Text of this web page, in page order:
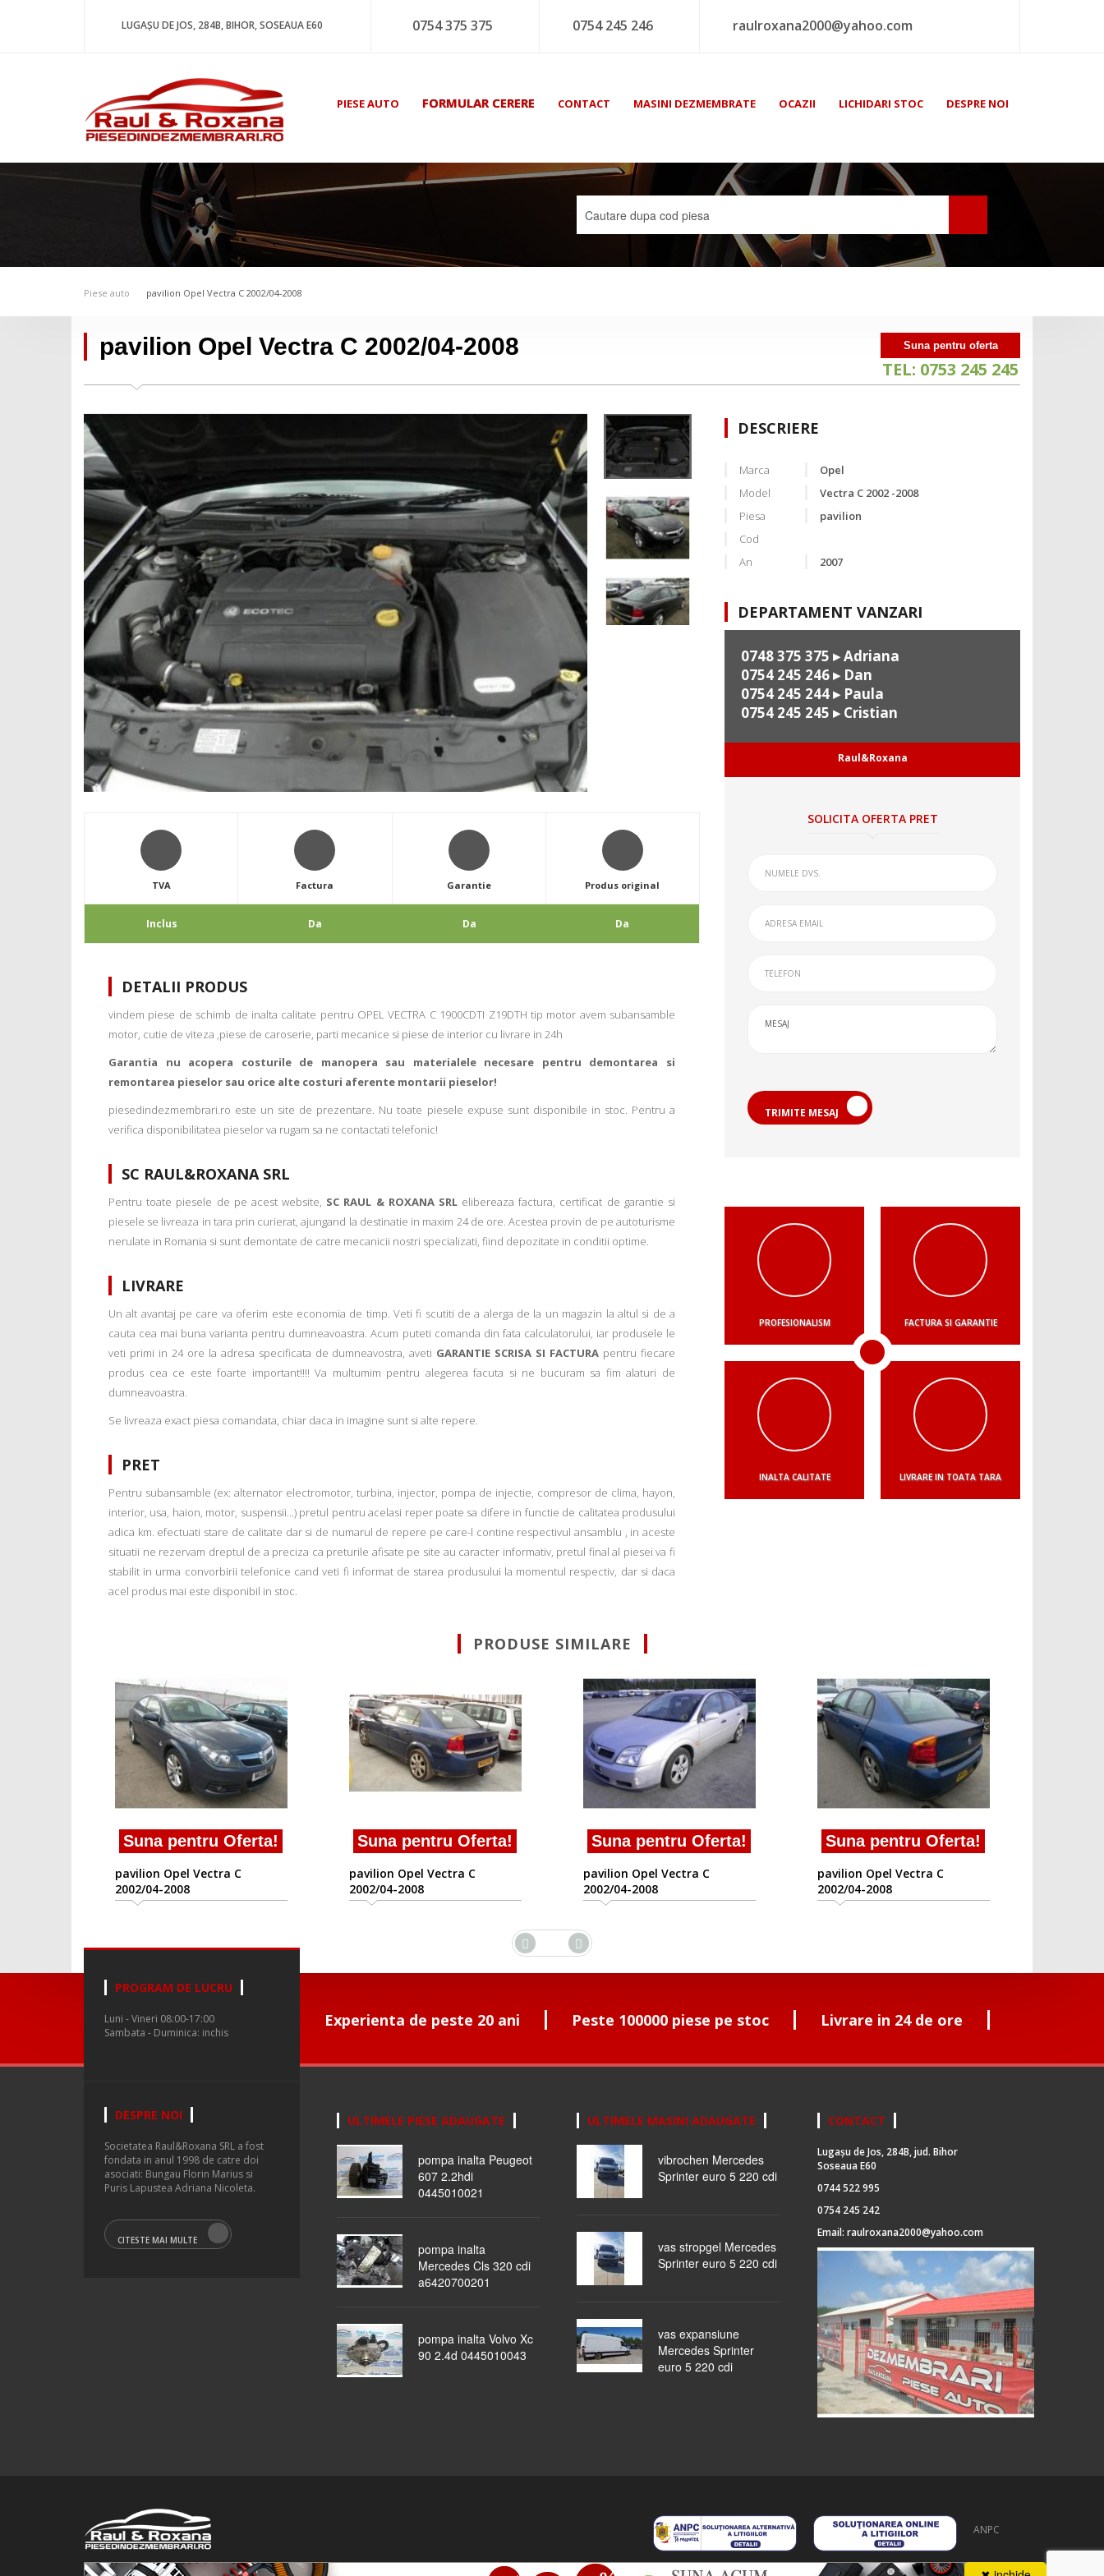
LUGAȘU DE JOS, 284B, BIHOR, SOSEAUA E60 0754 375 375 0754 245 246 raulroxana2000@yahoo.com
PIESE AUTO FORMULAR CERERE CONTACT MASINI DEZMEMBRATE OCAZII LICHIDARI STOC DESPRE NOI
Piese auto pavilion Opel Vectra C 2002/04-2008
pavilion Opel Vectra C 2002/04-2008 Suna pentru oferta
TEL: 0753 245 245
TVA
Inclus
Factura
Da
Garantie
Da
Produs original
Da
DETALII PRODUS
vindem piese de schimb de inalta calitate pentru OPEL VECTRA C 1900CDTI Z19DTH tip motor avem subansamble
motor, cutie de viteza ,piese de caroserie, parti mecanice si piese de interior cu livrare in 24h
Garantia nu acopera costurile de manopera sau materialele necesare pentru demontarea si
remontarea pieselor sau orice alte costuri aferente montarii pieselor!
piesedindezmembrari.ro este un site de prezentare. Nu toate piesele expuse sunt disponibile in stoc. Pentru a
verifica disponibilitatea pieselor va rugam sa ne contactati telefonic!
SC RAUL&ROXANA SRL
Pentru toate piesele de pe acest website, SC RAUL & ROXANA SRLelibereaza factura, certificat de garantie si
piesele se livreaza in tara prin curierat, ajungand la destinatie in maxim 24 de ore. Acestea provin de pe autoturisme
nerulate in Romania si sunt demontate de catre mecanicii nostri specializati, fiind depozitate in conditii optime.
LIVRARE
Un alt avantaj pe care va oferim este economia de timp. Veti fi scutiti de a alerga de la un magazin la altul si de a
cauta cea mai buna varianta pentru dumneavoastra. Acum puteti comanda din fata calculatorului, iar produsele le
veti primi in 24 ore la adresa specificata de dumneavostra, aveti GARANTIE SCRISA SI FACTURA pentru fiecare
produs cea ce este foarte important!!!! Va multumim pentru alegerea facuta si ne bucuram sa fim alaturi de
dumneavoastra.
Se livreaza exact piesa comandata, chiar daca in imagine sunt si alte repere.
PRET
Pentru subansamble (ex: alternator electromotor, turbina, injector, pompa de injectie, compresor de clima, hayon,
interior, usa, haion, motor, suspensii...) pretul pentru acelasi reper poate sa difere in functie de calitatea produsului
adica km. efectuati stare de calitate dar si de numarul de repere pe care-l contine respectivul ansamblu , in aceste
situatii ne rezervam dreptul de a preciza ca preturile afisate pe site au caracter informativ, pretul final al piesei va fi
stabilit in urma convorbirii telefonice cand veti fi informat de starea produsului la momentul respectiv, dar si daca
acel produs mai este disponibil in stoc.
DESCRIERE
Marca
Opel
Model
Vectra C 2002 -2008
Piesa
pavilion
Cod
An
2007
DEPARTAMENT VANZARI
0748 375 375 ▸ Adriana
0754 245 246▸ Dan
0754 245 244▸ Paula
0754 245 245 ▸ Cristian
Raul&Roxana
SOLICITA OFERTA PRET
TRIMITE MESAJ
PROFESIONALISM FACTURA SI GARANTIE
INALTA CALITATE LIVRARE IN TOATA TARA
PRODUSE SIMILARE
Suna pentru Oferta!
pavilion Opel Vectra C
2002/04-2008
Suna pentru Oferta!
pavilion Opel Vectra C
2002/04-2008
Suna pentru Oferta!
pavilion Opel Vectra C
2002/04-2008
Suna pentru Oferta!
pavilion Opel Vectra C
2002/04-2008
Experienta de peste 20 ani Peste 100000 piese pe stoc Livrare in 24 de ore
PROGRAM DE LUCRU
Luni - Vineri 08:00-17:00
Sambata - Duminica: inchis
DESPRE NOI
Societatea Raul&Roxana SRL a fost
fondata in anul 1998 de catre doi
asociati: Bungau Florin Marius si
Puris Lapustea Adriana Nicoleta.
CITESTE MAI MULTE
ULTIMELE PIESE ADAUGATE
pompa inalta Peugeot
607 2.2hdi
0445010021
pompa inalta
Mercedes Cls 320 cdi
a6420700201
pompa inalta Volvo Xc
90 2.4d 0445010043
ULTIMELE MASINI ADAUGATE
vibrochen Mercedes
Sprinter euro 5 220 cdi
vas stropgel Mercedes
Sprinter euro 5 220 cdi
vas expansiune
Mercedes Sprinter
euro 5 220 cdi
CONTACT
Lugașu de Jos, 284B, jud. Bihor
Soseaua E60
0744 522 995
0754 245 242
Email: raulroxana2000@yahoo.com
ANPC
© 2016 Raul&Roxana SRL. Toate drepturile rezervate. piese auto masini dezmembrate ocazii lichidari stoc despre noi formular cerere autentificare contact